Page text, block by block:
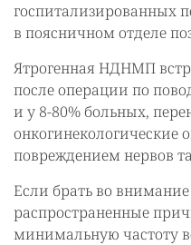
госпитализированных
в поясничном отделе
Ятрогенная НДНМП
после операции по
и у 8-80% больных,
онкогинекологические
повреждением нервов
Если брать во
распространенные
минимальную частоту